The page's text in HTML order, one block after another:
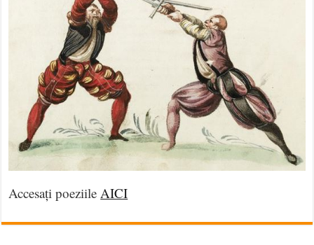
Accesați poeziileAICI